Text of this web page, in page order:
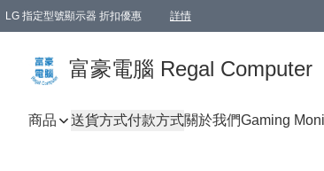
LG 指定型號顯示器 折扣優惠 詳情
富豪電腦 Regal Computer
商品 送貨方式付款方式關於我們Gaming